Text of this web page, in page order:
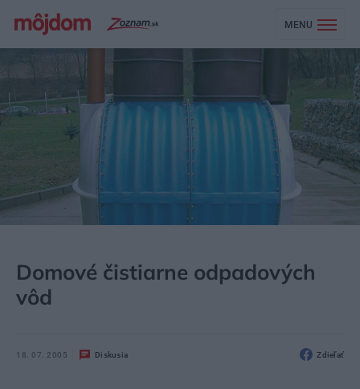
MENU
Domové čistiarne odpadových
vôd
18. 07. 2005 Diskusia Zdieľať